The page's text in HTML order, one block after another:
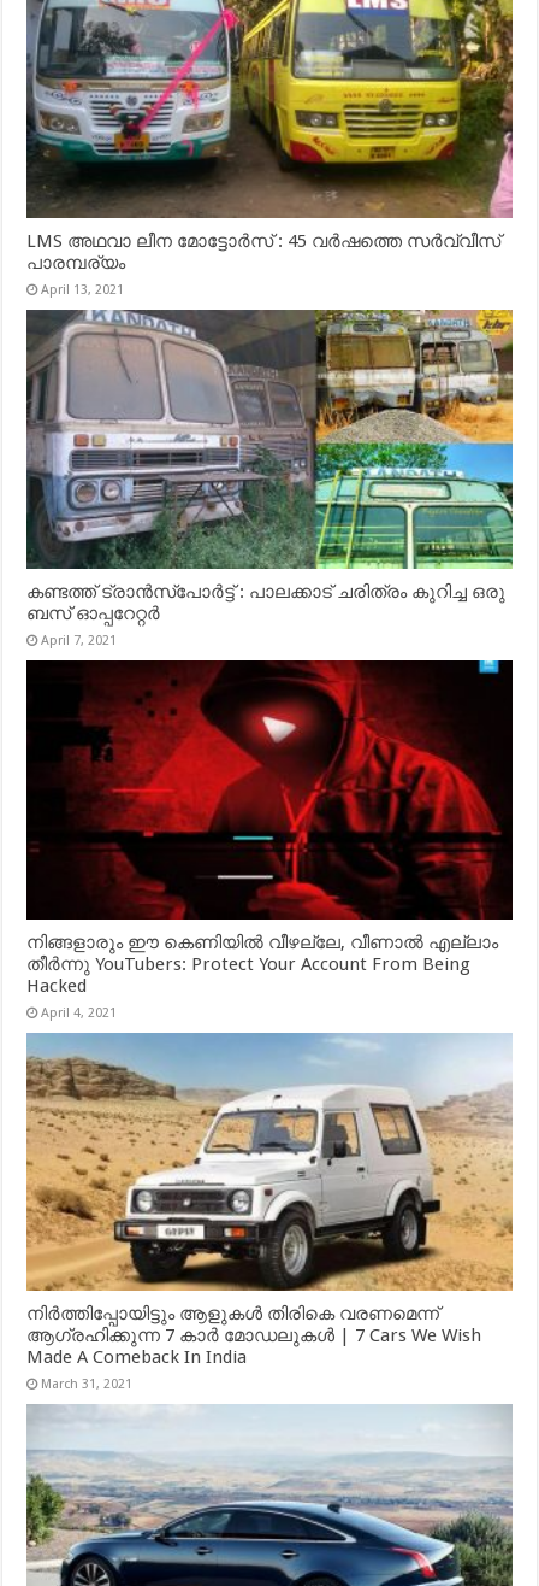
LMS അഥവാ ലീന മോട്ടോർസ് : 45 വർഷത്തെ സർവ്വീസ്
പാരമ്പര്യം
April 13, 2021
കണ്ടത്ത് ട്രാൻസ്‌പോർട്ട് : പാലക്കാട് ചരിത്രം കുറിച്ച ഒരു
ബസ് ഓപ്പറേറ്റർ
April 7, 2021
നിങ്ങളാരും ഈ കെണിയിൽ വീഴല്ലേ, വീണാൽ എല്ലാം
തീർന്നു YouTubers: Protect Your Account From Being
Hacked
April 4, 2021
നിർത്തിപ്പോയിട്ടും ആളുകൾ തിരികെ വരണമെന്ന്
ആഗ്രഹിക്കുന്ന 7 കാർ മോഡലുകൾ | 7 Cars We Wish
Made A Comeback In India
March 31, 2021